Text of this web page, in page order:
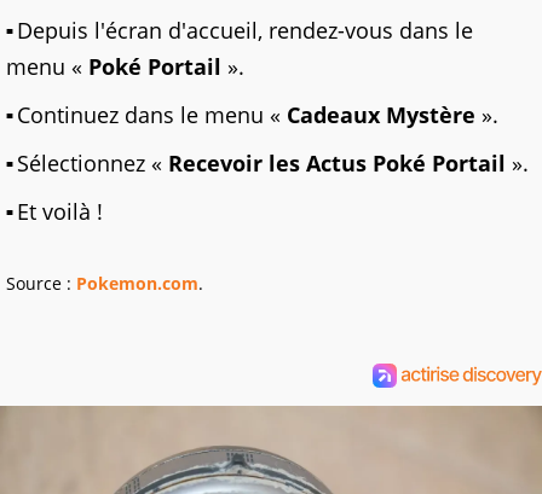
Depuis l'écran d'accueil, rendez-vous dans le
menu « Poké Portail ».
Continuez dans le menu « Cadeaux Mystère ».
Sélectionnez « Recevoir les Actus Poké Portail ».
Et voilà !
Source : Pokemon.com.